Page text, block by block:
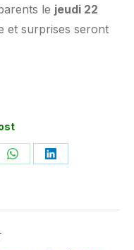
le jeudi 22
et surprises seront
PartagerPartager